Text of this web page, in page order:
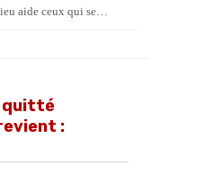
aide ceux qui se…
quitté
: